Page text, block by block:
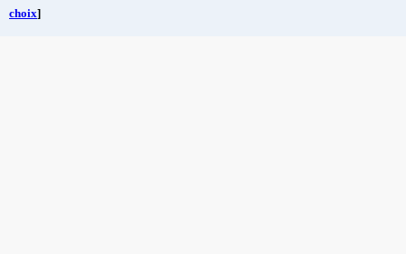
choix]